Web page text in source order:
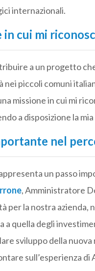
internazionali.
in cui mi
a un progetto
nei piccoli comuni
missione in cui mi
a disposizione la mia
nel
un passo
, Amministratore
per la nostra azienda,
a quella degli
sviluppo della
sull’esperienza di